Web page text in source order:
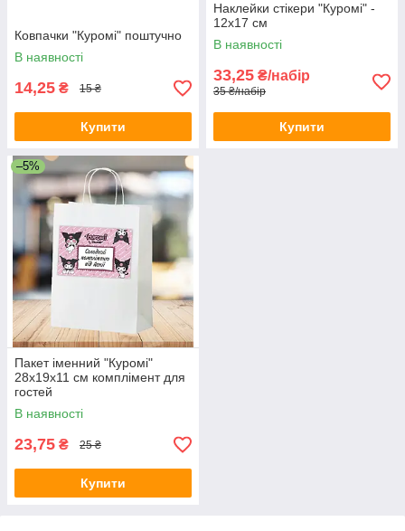
Ковпачки "Куромі" поштучно
В наявності
14,25 ₴ 15 ₴
Купити
Наклейки стікери "Куромі" -
12х17 см
В наявності
33,25 ₴/набір
35 ₴/набір
Купити
–5%
Пакет іменний "Куромі"
28х19х11 см комплімент для
гостей
В наявності
23,75 ₴ 25 ₴
Купити